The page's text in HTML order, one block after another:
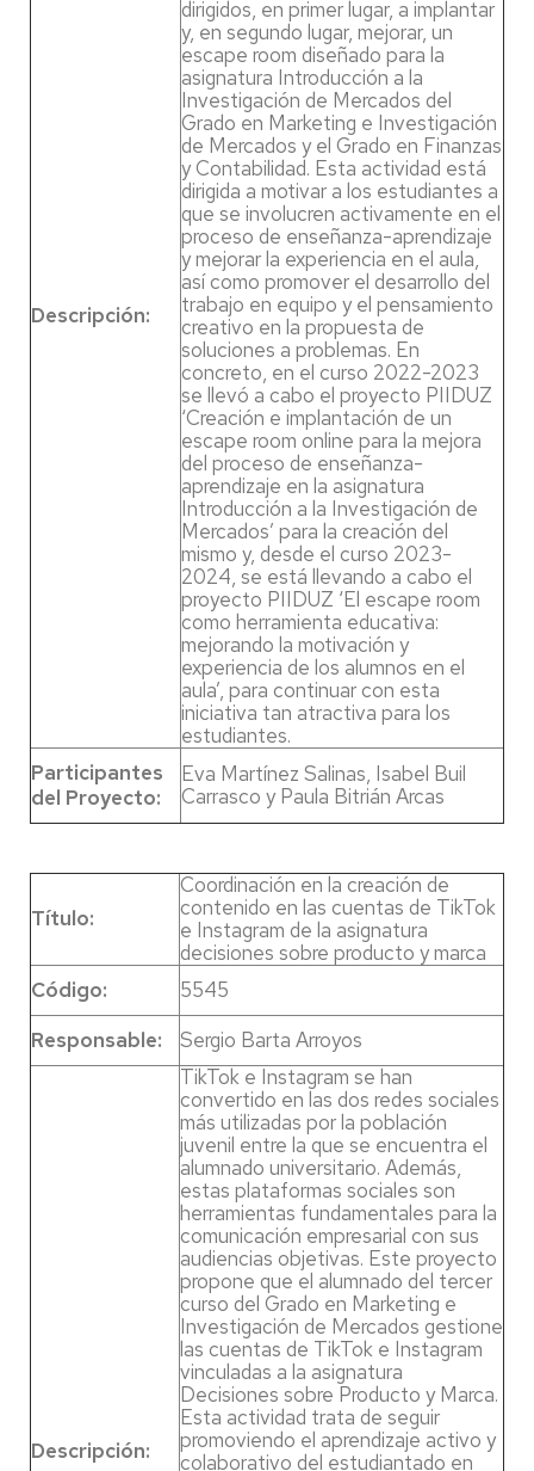
Descripción:
dirigidos, en primer lugar, a implantar
y, en segundo lugar, mejorar, un
escape room diseñado para la
asignatura Introducción a la
Investigación de Mercados del
Grado en Marketing e Investigación
de Mercados y el Grado en Finanzas
y Contabilidad. Esta actividad está
dirigida a motivar a los estudiantes a
que se involucren activamente en el
proceso de enseñanza-aprendizaje
y mejorar la experiencia en el aula,
así como promover el desarrollo del
trabajo en equipo y el pensamiento
creativo en la propuesta de
soluciones a problemas. En
concreto, en el curso 2022-2023
se llevó a cabo el proyecto PIIDUZ
‘Creación e implantación de un
escape room online para la mejora
del proceso de enseñanza-
aprendizaje en la asignatura
Introducción a la Investigación de
Mercados’ para la creación del
mismo y, desde el curso 2023-
2024, se está llevando a cabo el
proyecto PIIDUZ ‘El escape room
como herramienta educativa:
mejorando la motivación y
experiencia de los alumnos en el
aula’, para continuar con esta
iniciativa tan atractiva para los
estudiantes.
Participantes
del Proyecto:
Eva Martínez Salinas, Isabel Buil
Carrasco y Paula Bitrián Arcas
Título:
Coordinación en la creación de
contenido en las cuentas de TikTok
e Instagram de la asignatura
decisiones sobre producto y marca
Código:
5545
Responsable:
Sergio Barta Arroyos
Descripción:
TikTok e Instagram se han
convertido en las dos redes sociales
más utilizadas por la población
juvenil entre la que se encuentra el
alumnado universitario. Además,
estas plataformas sociales son
herramientas fundamentales para la
comunicación empresarial con sus
audiencias objetivas. Este proyecto
propone que el alumnado del tercer
curso del Grado en Marketing e
Investigación de Mercados gestione
las cuentas de TikTok e Instagram
vinculadas a la asignatura
Decisiones sobre Producto y Marca.
Esta actividad trata de seguir
promoviendo el aprendizaje activo y
colaborativo del estudiantado en